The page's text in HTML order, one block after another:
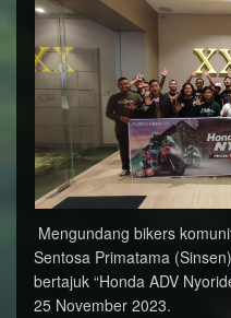
Mengundang bikers
Sentosa Primatama
bertajuk “Honda ADV
25 November 2023.